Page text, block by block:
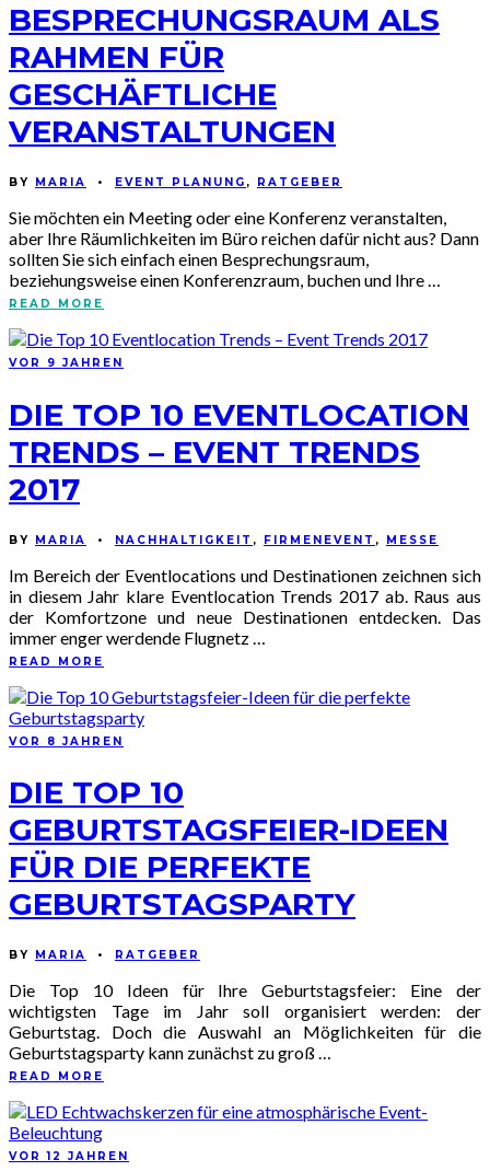
BESPRECHUNGSRAUM ALS
RAHMEN FÜR
GESCHÄFTLICHE
VERANSTALTUNGEN
BY MARIA • EVENT PLANUNG , RATGEBER
Sie möchten ein Meeting oder eine Konferenz veranstalten,
aber Ihre Räumlichkeiten im Büro reichen dafür nicht aus? Dann
sollten Sie sich einfach einen Besprechungsraum,
beziehungsweise einen Konferenzraum, buchen und Ihre …
READ MORE
VOR 9 JAHREN
DIE TOP 10 EVENTLOCATION
TRENDS – EVENT TRENDS
2017
BY MARIA • NACHHALTIGKEIT , FIRMENEVENT , MESSE
Im Bereich der Eventlocations und Destinationen zeichnen sich
in diesem Jahr klare Eventlocation Trends 2017 ab. Raus aus
der Komfortzone und neue Destinationen entdecken. Das
immer enger werdende Flugnetz …
READ MORE
VOR 8 JAHREN
DIE TOP 10
GEBURTSTAGSFEIER-IDEEN
FÜR DIE PERFEKTE
GEBURTSTAGSPARTY
BY MARIA • RATGEBER
Die Top 10 Ideen für Ihre Geburtstagsfeier: Eine der
wichtigsten Tage im Jahr soll organisiert werden: der
Geburtstag. Doch die Auswahl an Möglichkeiten für die
Geburtstagsparty kann zunächst zu groß …
READ MORE
VOR 12 JAHREN